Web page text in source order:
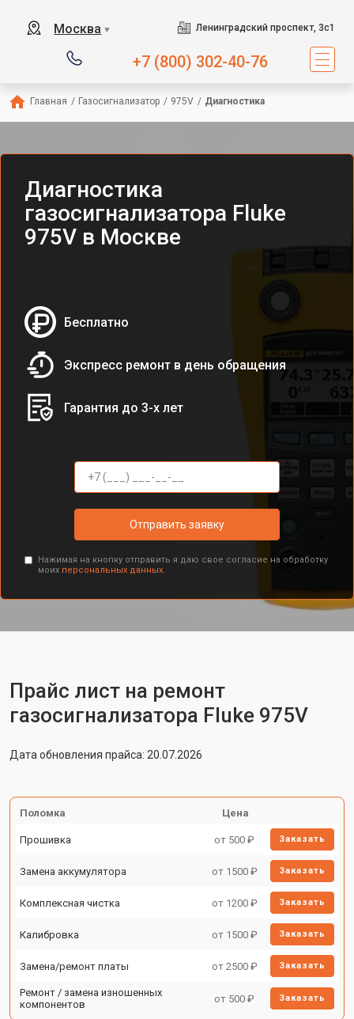
Москва ▼ Ленинградский проспект, 3с1
+7 (800) 302-40-76
Главная / Газосигнализатор / 975V / Диагностика
Диагностика
газосигнализатора Fluke
975V в Москве
Бесплатно
Экспресс ремонт в день обращения
Гарантия до 3-х лет
Отправить заявку
Нажимая на кнопку отправить я даю свое согласие на обработку
моих персональных данных.
Прайс лист на ремонт
газосигнализатора Fluke 975V
Дата обновления прайса: 20.07.2026
Поломка Цена
Прошивка от 500 ₽ Заказать
Замена аккумулятора от 1500 ₽ Заказать
Комплексная чистка от 1200 ₽ Заказать
Калибровка от 1500 ₽ Заказать
Замена/ремонт платы от 2500 ₽ Заказать
Ремонт / замена изношенных
компонентов
от 500 ₽ Заказать